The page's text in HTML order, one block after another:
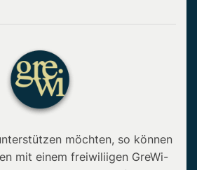
möchten, so können
mit einem freiwiliigen GreWi-